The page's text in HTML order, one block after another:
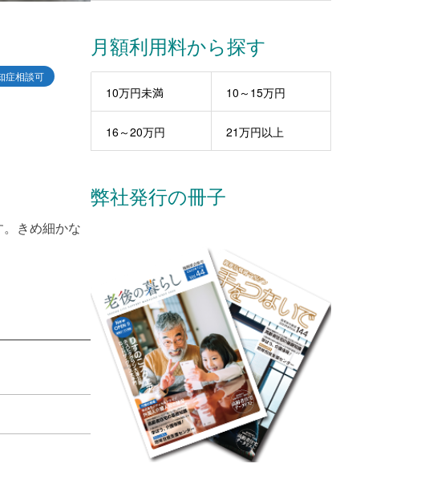
症相談可
きめ細かな
月額利用料から探す
10万円未満 10～15万円
16～20万円 21万円以上
弊社発行の冊子